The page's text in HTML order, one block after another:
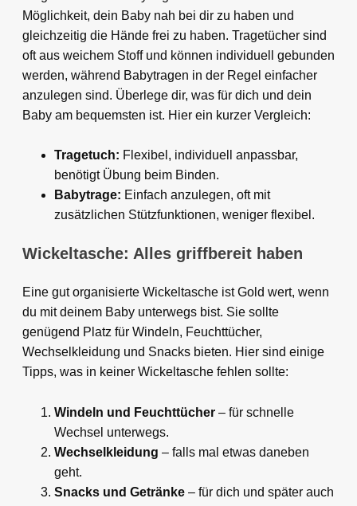
Möglichkeit, dein Baby nah bei dir zu haben und
gleichzeitig die Hände frei zu haben. Tragetücher sind
oft aus weichem Stoff und können individuell gebunden
werden, während Babytragen in der Regel einfacher
anzulegen sind. Überlege dir, was für dich und dein
Baby am bequemsten ist. Hier ein kurzer Vergleich:
Tragetuch: Flexibel, individuell anpassbar,
benötigt Übung beim Binden.
Babytrage: Einfach anzulegen, oft mit
zusätzlichen Stützfunktionen, weniger flexibel.
Wickeltasche: Alles griffbereit haben
Eine gut organisierte Wickeltasche ist Gold wert, wenn
du mit deinem Baby unterwegs bist. Sie sollte
genügend Platz für Windeln, Feuchttücher,
Wechselkleidung und Snacks bieten. Hier sind einige
Tipps, was in keiner Wickeltasche fehlen sollte:
Windeln und Feuchttücher – für schnelle
Wechsel unterwegs.
Wechselkleidung – falls mal etwas daneben
geht.
Snacks und Getränke – für dich und später auch